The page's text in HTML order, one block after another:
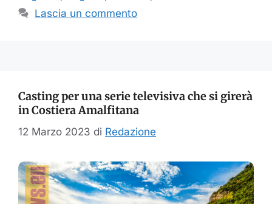
Lascia un commento
Casting per una serie televisiva che si girerà
in Costiera Amalfitana
12 Marzo 2023 di Redazione